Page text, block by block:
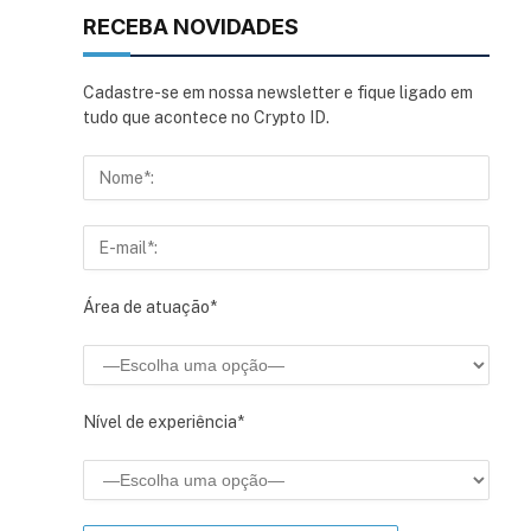
RECEBA NOVIDADES
Cadastre-se em nossa newsletter e fique ligado em
tudo que acontece no Crypto ID.
Área de atuação*
Nível de experiência*